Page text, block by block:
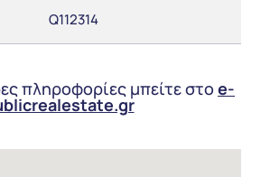
Q112314
πληροφορίες μπείτε στο e-